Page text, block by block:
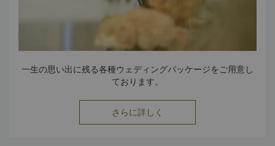
一生の思い出に残る各種ウェディングパッケージをご用意し
ております。
さらに詳しく